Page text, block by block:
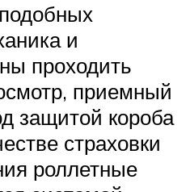
и
проходить
приемный
защитой короба
страховки
роллетные